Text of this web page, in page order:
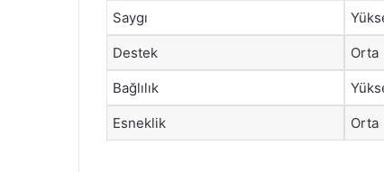
Saygı
Destek Orta
Bağlılık
Esneklik Orta